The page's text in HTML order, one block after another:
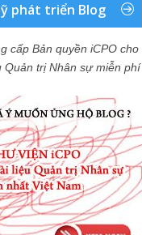
phát triển Blog
cấp Bản quyền iCPO cho
Quản trị Nhân sự miễn phí